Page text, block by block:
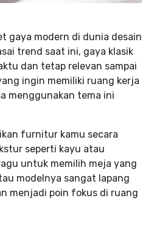
gaya modern di dunia desain
trend saat ini, gaya klasik
dan tetap relevan sampai
ingin memiliki ruang kerja
menggunakan tema ini
furnitur kamu secara
seperti kayu atau
untuk memilih meja yang
modelnya sangat lapang
menjadi poin fokus di ruang